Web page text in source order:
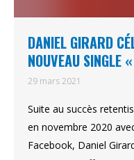
DANIEL GIRARD
NOUVEAU SINGLE
29 mars 2021
Suite au succès
en novembre 2020
Facebook, Daniel